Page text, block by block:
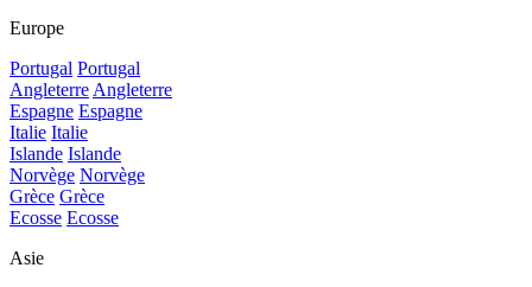
Europe
Portugal Portugal
AngleterreAngleterre
Espagne Espagne
Italie Italie
Islande Islande
Norvège Norvège
Grèce Grèce
Ecosse Ecosse
Asie